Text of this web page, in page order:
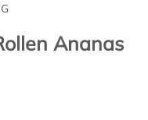
Ananas